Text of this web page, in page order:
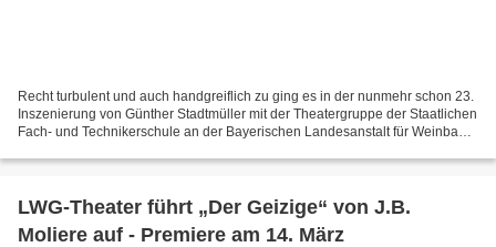
Recht turbulent und auch handgreiflich zu ging es in der nunmehr schon 23.
Inszenierung von Günther Stadtmüller mit der Theatergruppe der Staatlichen
Fach- und Technikerschule an der Bayerischen Landesanstalt für Weinbau
LWG-Theater führt „Der Geizige“ von J.B.
Moliere auf - Premiere am 14. März